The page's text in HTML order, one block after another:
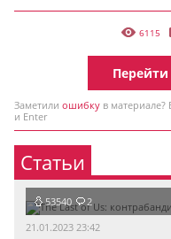
6115
Заметили ошибку в
и Enter
Статьи
53540 2
21.01.2023 23:42